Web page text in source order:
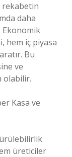
rekabetin
daha
Ekonomik
hem iç piyasa
Bu
ve
olabilir.
Kasa ve
üreticiler